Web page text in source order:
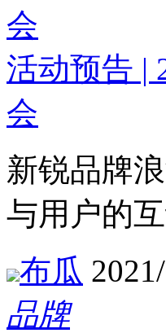
活动预告 |
会
新锐品牌
与用户的互
布瓜
品牌